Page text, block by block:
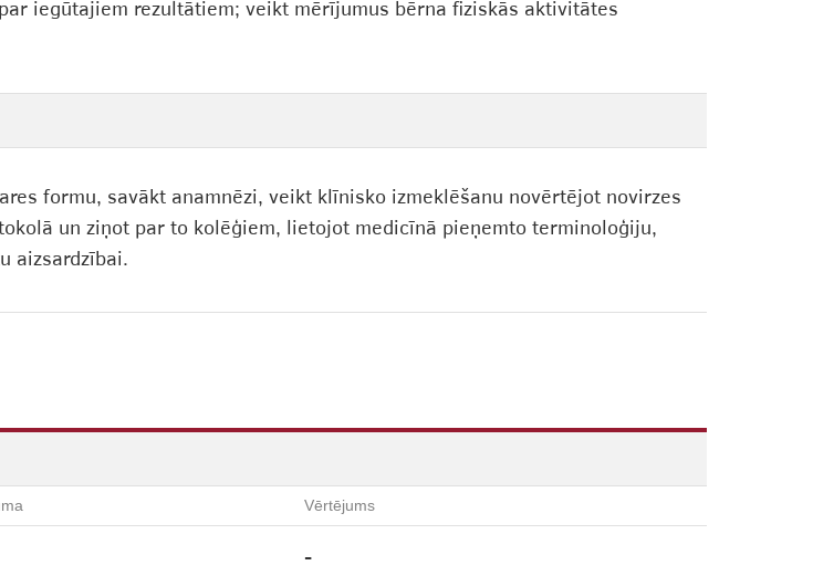
iegūtajiem rezultātiem; veikt mērījumus bērna fiziskās aktivitātes
formu, savākt anamnēzi, veikt klīnisko izmeklēšanu novērtējot novirzes
un ziņot par to kolēģiem, lietojot medicīnā pieņemto terminoloģiju,
aizsardzībai.
Vērtējums
-